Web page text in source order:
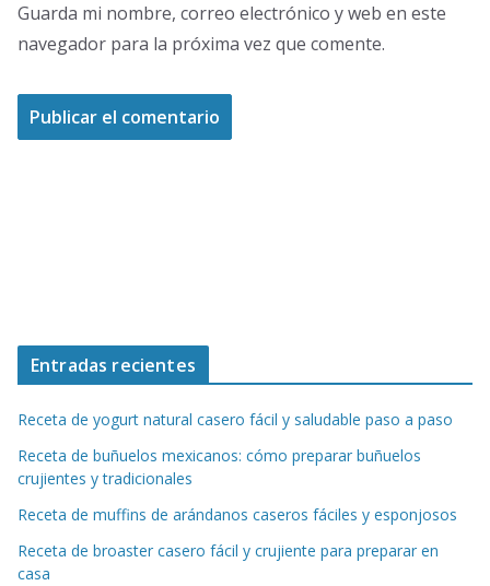
Guarda mi nombre, correo electrónico y web en este
navegador para la próxima vez que comente.
Entradas recientes
Receta de yogurt natural casero fácil y saludable paso a paso
Receta de buñuelos mexicanos: cómo preparar buñuelos
crujientes y tradicionales
Receta de muffins de arándanos caseros fáciles y esponjosos
Receta de broaster casero fácil y crujiente para preparar en
casa